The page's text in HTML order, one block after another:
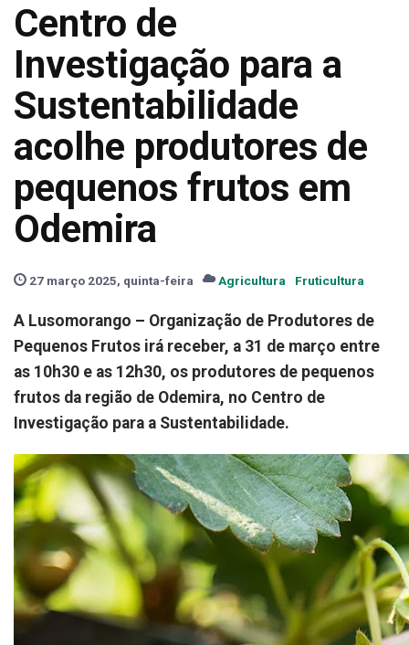
Centro de
Investigação para a
Sustentabilidade
acolhe produtores de
pequenos frutos em
Odemira
27 março 2025, quinta-feira Agricultura Fruticultura
A Lusomorango – Organização de Produtores de
Pequenos Frutos irá receber, a 31 de março entre
as 10h30 e as 12h30, os produtores de pequenos
frutos da região de Odemira, no Centro de
Investigação para a Sustentabilidade.